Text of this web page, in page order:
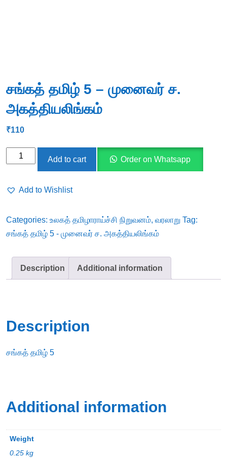
சங்கத் தமிழ் 5 – முனைவர் ச.
அகத்தியலிங்கம்
₹110
சங்கத்
ச.
அகத்தியலிங்கம்
Add to cart Order on Whatsapp
Add to Wishlist
Categories: உலகத் தமிழாராய்ச்சி நிறுவனம், வரலாறு Tag:
சங்கத் தமிழ் 5 - முனைவர் ச. அகத்தியலிங்கம்
Description Additional information
Description
சங்கத் தமிழ் 5
Additional information
Weight
0.25 kg